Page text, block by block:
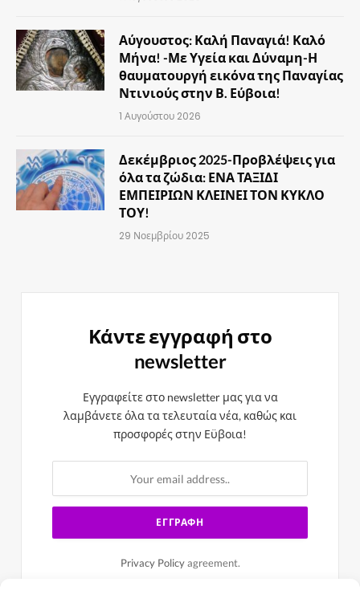
Αύγουστος: Καλή Παναγιά! Καλό
Μήνα! -Με Υγεία και Δύναμη-Η
θαυματουργή εικόνα της Παναγίας
Ντινιούς στην Β. Εύβοια!
1 Αυγούστου 2026
Δεκέμβριος 2025-Προβλέψεις για
όλα τα ζώδια: ΕΝΑ ΤΑΞΙΔΙ
ΕΜΠΕΙΡΙΩΝ ΚΛΕΙΝΕΙ ΤΟΝ ΚΥΚΛΟ
ΤΟΥ!
29 Νοεμβρίου 2025
Κάντε εγγραφή στο
newsletter
Εγγραφείτε στο newsletter μας για να
λαμβάνετε όλα τα τελευταία νέα, καθώς και
προσφορές στην Εϋβοια!
Privacy Policyagreement.